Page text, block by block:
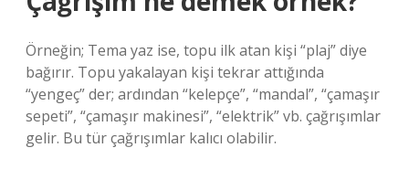
Örneğin; Tema yaz ise, topu ilk atan kişi “plaj” diye
bağırır. Topu yakalayan kişi tekrar attığında
“yengeç” der; ardından “kelepçe”, “mandal”, “çamaşır
sepeti”, “çamaşır makinesi”, “elektrik” vb. çağrışımlar
gelir. Bu tür çağrışımlar kalıcı olabilir.